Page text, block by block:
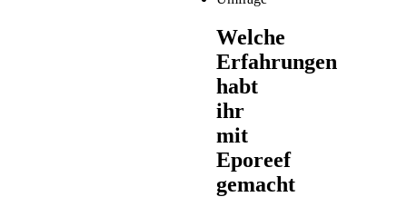
Welche
Erfahrungen
habt
ihr
mit
Eporeef
gemacht